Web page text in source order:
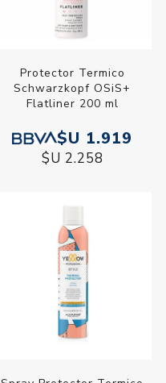
Protector Termico
Schwarzkopf OSiS+
Flatliner 200 ml
$U 1.919
$U 2.258